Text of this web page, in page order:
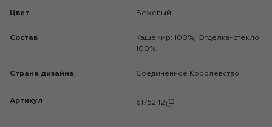
Цвет Бежевый
Состав
Кашемир: 100%; Отделка-стекло:
100%;
Страна дизайна Соединенное Королевство
Артикул 6175242